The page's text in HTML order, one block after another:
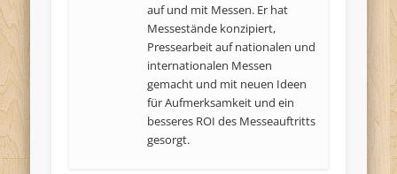
auf und mit Messen. Er hat
Messestände konzipiert,
Pressearbeit auf nationalen und
internationalen Messen
gemacht und mit neuen Ideen
für Aufmerksamkeit und ein
besseres ROI des Messeauftritts
gesorgt.